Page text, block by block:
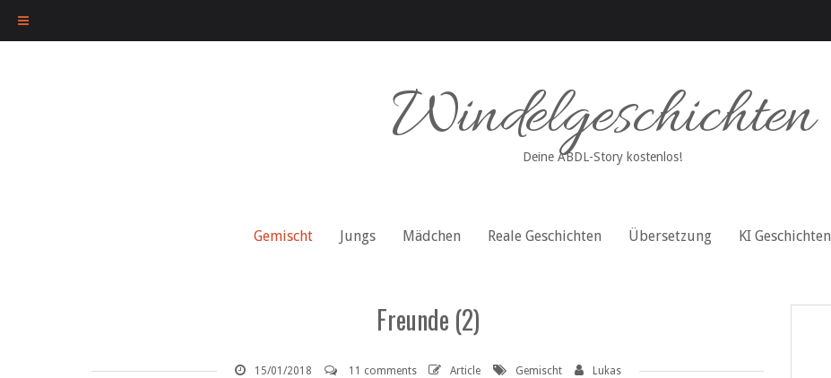
Windelgeschichten
Deine ABDL-Story kostenlos!
Gemischt Jungs Mädchen Reale Geschichten Übersetzung KI Geschichten
Freunde (2)
15/01/2018 11 comments Article Gemischt Lukas